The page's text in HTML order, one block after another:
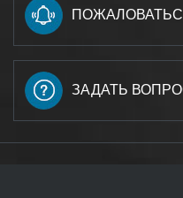
ЗАДАТЬ